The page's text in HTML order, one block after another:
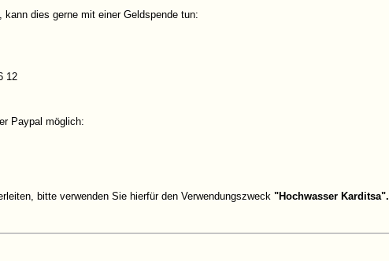
dies gerne mit einer Geldspende tun:
12
Paypal möglich:
bitte verwenden Sie hierfür den Verwendungszweck "Hochwasser Karditsa".